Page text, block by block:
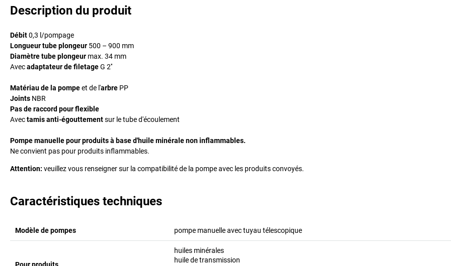
Description du produit
Débit0,3 l/pompage
Longueur tube plongeur 500 – 900 mm
Diamètre tube plongeur max. 34 mm
Avecadaptateur de filetageG 2''
Matériau de la pompeet de l'arbre PP
Joints NBR
Pas de raccord pour flexible
Avectamis anti-égouttementsur le tube d'écoulement
Pompe manuelle pour produits à base d'huile minérale non inflammables.
Ne convient pas pour produits inflammables.
Attention: veuillez vous renseigner sur la compatibilité de la pompe avec les produits convoyés.
Caractéristiques techniques
Modèle de pompes pompe manuelle avec tuyau télescopique
huiles minérales
huile de transmission